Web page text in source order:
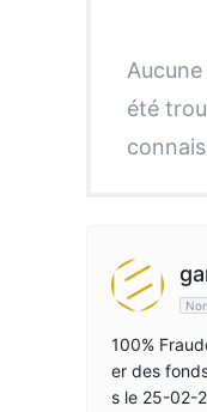
5
6
8
9
été
100%
er des
s le 25-02-